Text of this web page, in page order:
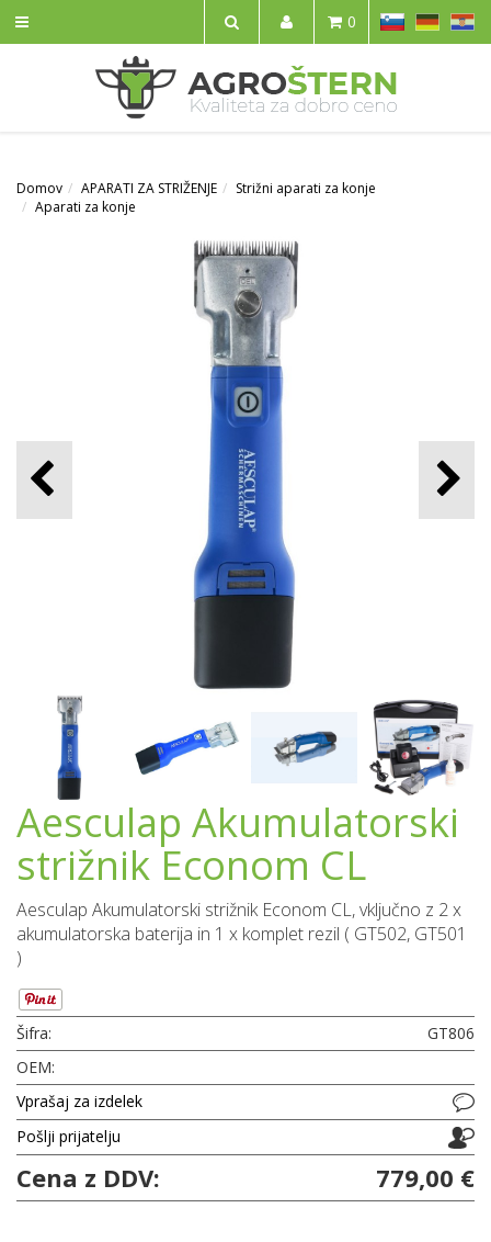
IŠČI
SL HR
0
Domov APARATI ZA STRIŽENJE
Strižni aparati za konje
Aparati za konje
Aesculap Akumulatorski
strižnik Econom CL
Aesculap Akumulatorski strižnik Econom CL, vključno z 2 x
akumulatorska baterija in 1 x komplet rezil ( GT502, GT501
)
Šifra:
GT806
OEM:
Vprašaj za izdelek
Pošlji prijatelju
Cena z DDV: 779,00 €